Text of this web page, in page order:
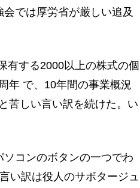
では厚労省が厳しい追及
有する2000以上の株式の個
年 で、10年間の事業概況
苦しい言い訳を続けた。い
コンのボタンの一つでわ
い訳は役人のサボタージュ